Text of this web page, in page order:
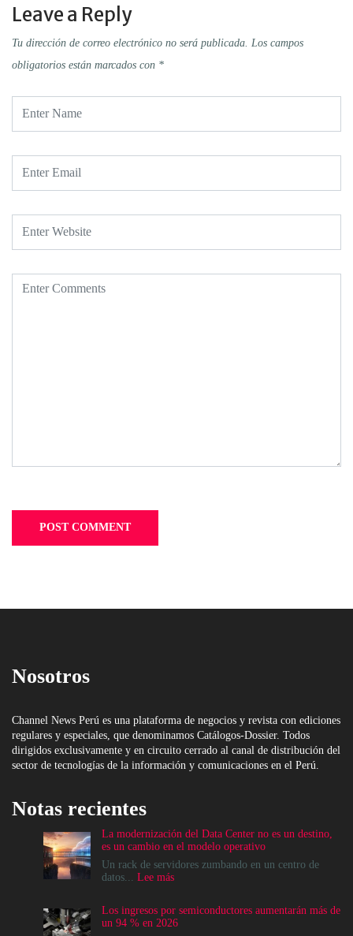
Leave a Reply
Tu dirección de correo electrónico no será publicada. Los campos
obligatorios están marcados con *
Nosotros
Channel News Perú es una plataforma de negocios y revista con ediciones
regulares y especiales, que denominamos Catálogos-Dossier. Todos
dirigidos exclusivamente y en circuito cerrado al canal de distribución del
sector de tecnologías de la información y comunicaciones en el Perú.
Notas recientes
La modernización del Data Center no es un destino,
es un cambio en el modelo operativo
Un rack de servidores zumbando en un centro de
datos... Lee más:
del
Data
Los ingresos por semiconductores aumentarán más de
un 94 % en 2026